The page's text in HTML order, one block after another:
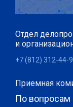
Отдел
и
+7 (812) 312-44-
Приемная
По вопросам